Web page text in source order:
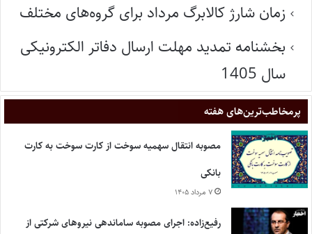
زمان شارژ کالابرگ مرداد برای گروه‌های مختلف
بخشنامه تمدید مهلت ارسال دفاتر الکترونیکی
سال 1405
پر‌مخاطب‌ترین‌های هفته
مصوبه انتقال سهمیه سوخت از کارت سوخت به کارت
بانکی
۷ مرداد ۱۴۰۵
رفیع‌زاده: اجرای مصوبه ساماندهی نیروهای شرکتی از